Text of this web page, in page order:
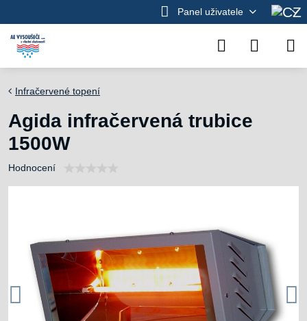
Panel uživatele
Infračervené topení
Agida infračervená trubice
1500W
Hodnocení